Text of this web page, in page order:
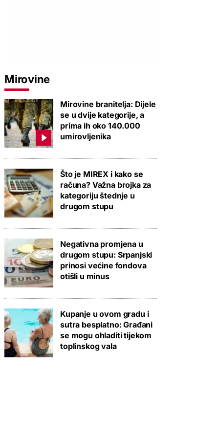
Mirovine
Mirovine branitelja: Dijele
se u dvije kategorije, a
prima ih oko 140.000
umirovljenika
Što je MIREX i kako se
računa? Važna brojka za
kategoriju štednje u
drugom stupu
Negativna promjena u
drugom stupu: Srpanjski
prinosi većine fondova
otišli u minus
Kupanje u ovom gradu i
sutra besplatno: Građani
se mogu ohladiti tijekom
toplinskog vala